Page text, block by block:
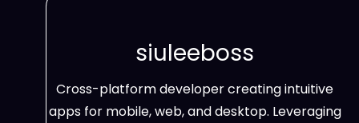
siuleeboss
Cross-platform developer creating intuitive
apps for mobile, web, and desktop. Leveraging